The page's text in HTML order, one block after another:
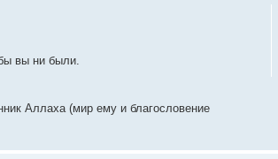
вы ни были.
Аллаха (мир ему и благословение